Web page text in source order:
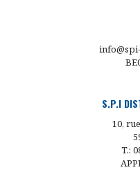
S.P.I
10,
T.: